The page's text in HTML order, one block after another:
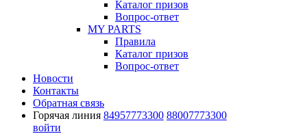
Каталог призов
Вопрос-ответ
MY PARTS
Правила
Каталог призов
Вопрос-ответ
Новости
Контакты
Обратная связь
Горячая линия 84957773300 88007773300
войти